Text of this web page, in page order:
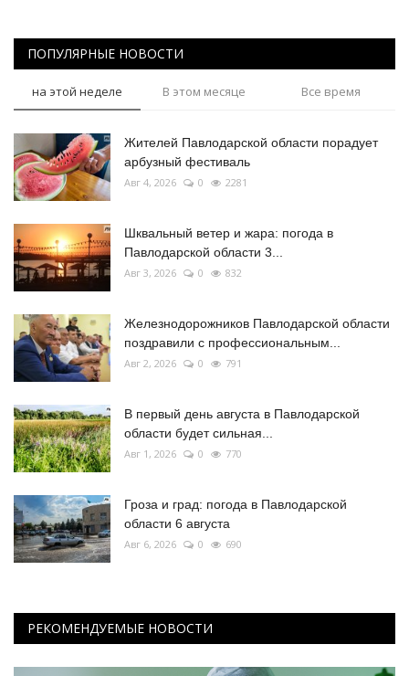
ПОПУЛЯРНЫЕ НОВОСТИ
на этой неделе В этом месяце Все время
Жителей Павлодарской области порадует
арбузный фестиваль
Авг 4, 2026 0 2281
Шквальный ветер и жара: погода в
Павлодарской области 3...
Авг 3, 2026 0 832
Железнодорожников Павлодарской области
поздравили с профессиональным...
Авг 2, 2026 0 791
В первый день августа в Павлодарской
области будет сильная...
Авг 1, 2026 0 770
Гроза и град: погода в Павлодарской
области 6 августа
Авг 6, 2026 0 690
РЕКОМЕНДУЕМЫЕ НОВОСТИ